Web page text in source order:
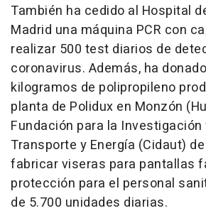
También ha cedido al Hospital
Madrid una máquina PCR con
realizar 500 test diarios de
coronavirus. Además, ha
kilogramos de polipropileno
planta de Polidux en Monzón
Fundación para la Investigación
Transporte y Energía (Cidaut)
fabricar viseras para pantallas
protección para el personal
de 5.700 unidades diarias.